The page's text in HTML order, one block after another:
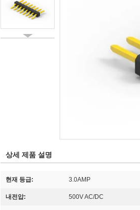
상세 제품 설명
현재 등급: 3.0AMP
내전압: 500V AC/DC